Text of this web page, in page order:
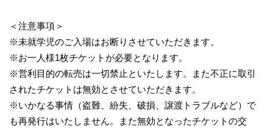
＜注意事項＞
※未就学児のご入場はお断りさせていただきます。
※お一人様1枚チケットが必要となります。
※営利目的の転売は一切禁止といたします。また不正に取引
されたチケットは無効とさせていただきます。
※いかなる事情（盗難、紛失、破損、譲渡トラブルなど）で
も再発行はいたしません。また無効となったチケットの交